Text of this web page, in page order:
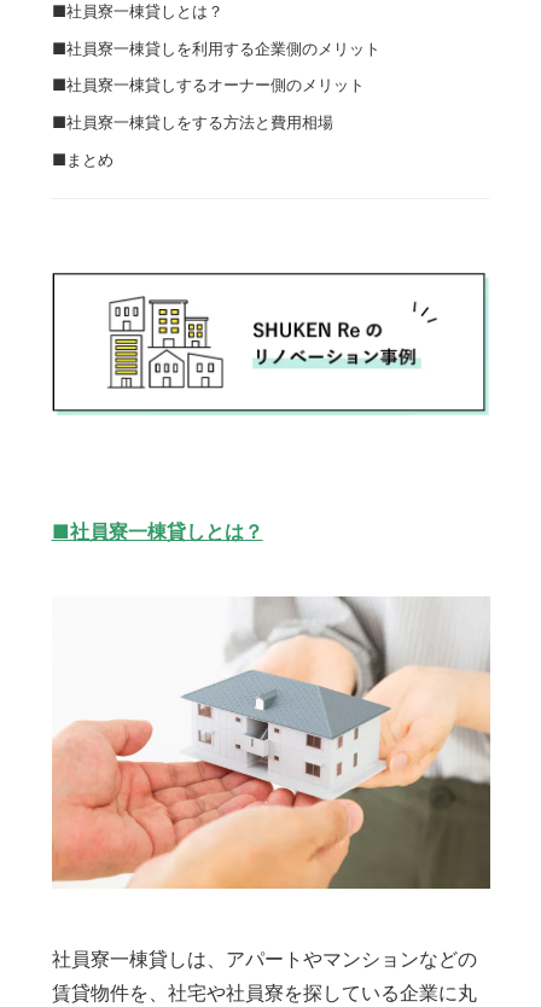
■社員寮一棟貸しとは？
■社員寮一棟貸しを利用する企業側のメリット
■社員寮一棟貸しするオーナー側のメリット
■社員寮一棟貸しをする方法と費用相場
■まとめ
■社員寮一棟貸しとは？
社員寮一棟貸しは、アパートやマンションなどの
賃貸物件を、社宅や社員寮を探している企業に丸